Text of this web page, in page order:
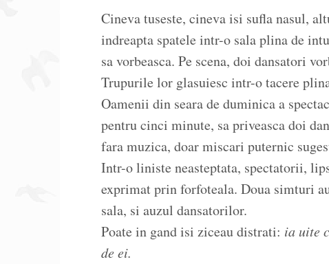
Cineva tuseste, cineva isi sufla nasul,
indreapta spatele intr-o sala plina de
sa vorbeasca. Pe scena, doi dansatori
Trupurile lor glasuiesc intr-o tacere
Oamenii din seara de duminica a
pentru cinci minute, sa priveasca doi
fara muzica, doar miscari puternic
Intr-o liniste neasteptata, spectatorii,
exprimat prin forfoteala. Doua simturi
sala, si auzul dansatorilor.
Poate in gand isi ziceau distrati: ia uite
de ei.